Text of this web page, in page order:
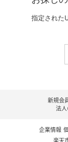
指定された
新規会
法
企業情報
楽天